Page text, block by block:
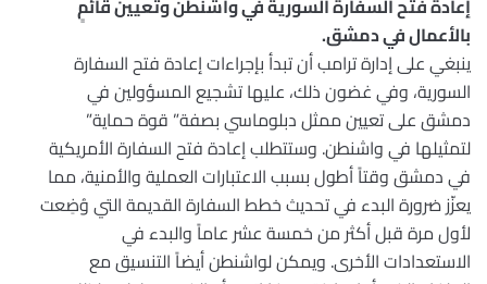
إعادة فتح السفارة السورية في واشنطن وتعيين قائمٍ
بالأعمال في دمشق.
ينبغي على إدارة ترامب أن تبدأ بإجراءات إعادة فتح السفارة
السورية، وفي غضون ذلك، عليها تشجيع المسؤولين في
دمشق على تعيين ممثل دبلوماسي بصفة” قوة حماية”
لتمثيلها في واشنطن. وستتطلب إعادة فتح السفارة الأمريكية
في دمشق وقتاً أطول بسبب الاعتبارات العملية والأمنية، مما
يعزّز ضرورة البدء في تحديث خطط السفارة القديمة التي وُضِعت
لأول مرة قبل أكثر من خمسة عشر عاماً والبدء في
الاستعدادات الأخرى. ويمكن لواشنطن أيضاً التنسيق مع